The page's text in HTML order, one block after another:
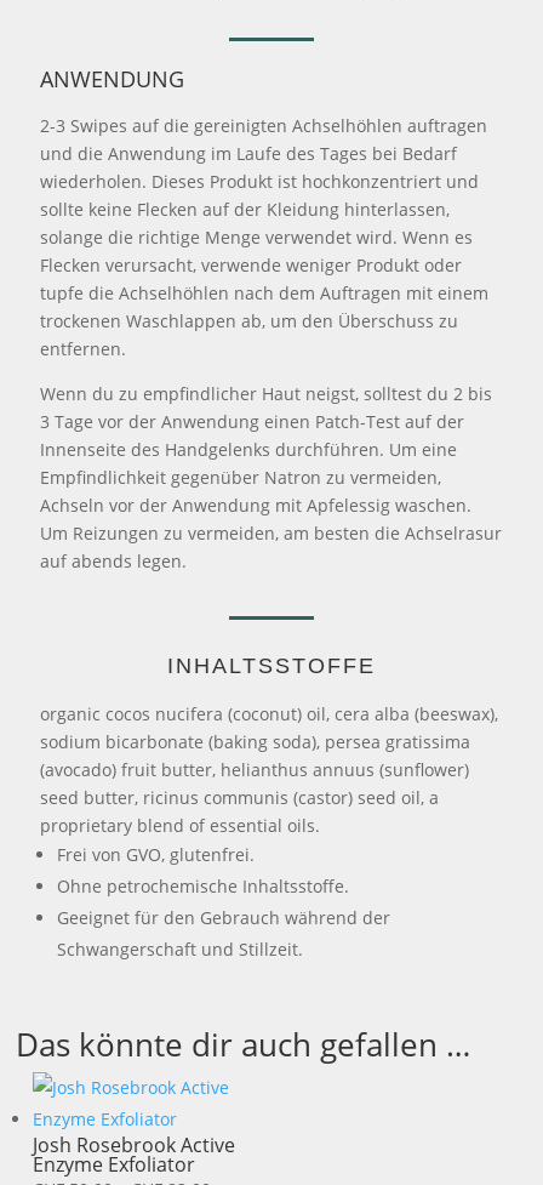
ANWENDUNG
2-3 Swipes auf die gereinigten Achselhöhlen auftragen
und die Anwendung im Laufe des Tages bei Bedarf
wiederholen. Dieses Produkt ist hochkonzentriert und
sollte keine Flecken auf der Kleidung hinterlassen,
solange die richtige Menge verwendet wird. Wenn es
Flecken verursacht, verwende weniger Produkt oder
tupfe die Achselhöhlen nach dem Auftragen mit einem
trockenen Waschlappen ab, um den Überschuss zu
entfernen.
Wenn du zu empfindlicher Haut neigst, solltest du 2 bis
3 Tage vor der Anwendung einen Patch-Test auf der
Innenseite des Handgelenks durchführen. Um eine
Empfindlichkeit gegenüber Natron zu vermeiden,
Achseln vor der Anwendung mit Apfelessig waschen.
Um Reizungen zu vermeiden, am besten die Achselrasur
auf abends legen.
INHALTSSTOFFE
organic cocos nucifera (coconut) oil, cera alba (beeswax),
sodium bicarbonate (baking soda), persea gratissima
(avocado) fruit butter, helianthus annuus (sunflower)
seed butter, ricinus communis (castor) seed oil, a
proprietary blend of essential oils.
Frei von GVO, glutenfrei.
Ohne petrochemische Inhaltsstoffe.
Geeignet für den Gebrauch während der
Schwangerschaft und Stillzeit.
Das könnte dir auch gefallen …
Josh Rosebrook Active
Enzyme Exfoliator